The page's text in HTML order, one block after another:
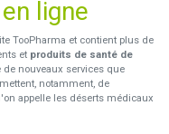
ligne
TooPharma et contient plus de
et produits de santé de
de nouveaux services que
notamment, de
appelle les déserts médicaux